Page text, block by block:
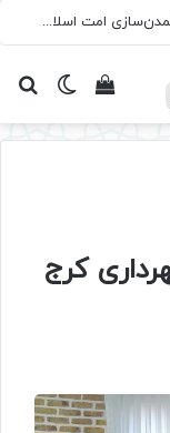
سروده‌ «اربعین»؛ روایت حماسه، استقامت و تمدن‌سازی امت اسلامی
تغییرمشاهده
کرج